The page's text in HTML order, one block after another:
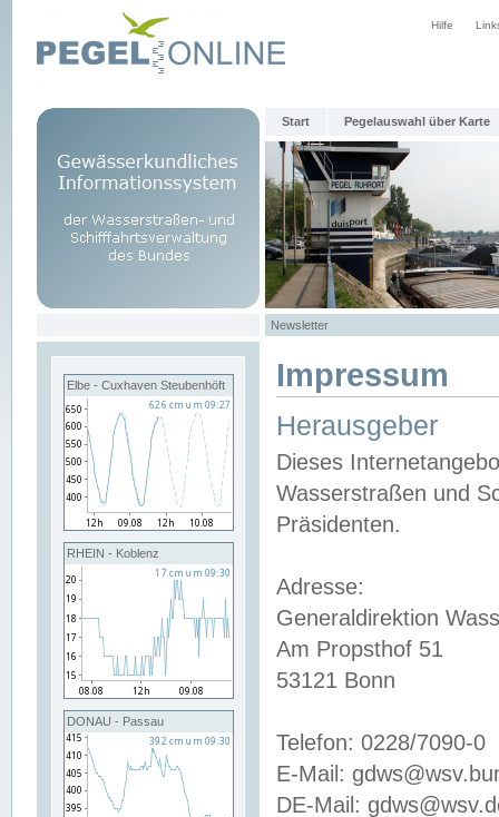
Hilfe
Start Pegelauswahl über Karte
Newsletter
Elbe - Cuxhaven Steubenhöft
RHEIN - Koblenz
DONAU - Passau
Impressum
Herausgeber
Dieses
Wasserstraßen und
Präsidenten.
Adresse:
Generaldirektion
Am Propsthof 51
53121 Bonn
Telefon: 0228/7090-0
E-Mail:
DE-Mail: